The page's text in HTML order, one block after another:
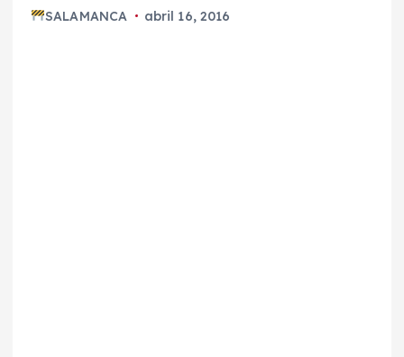
SALAMANCA abril 16, 2016